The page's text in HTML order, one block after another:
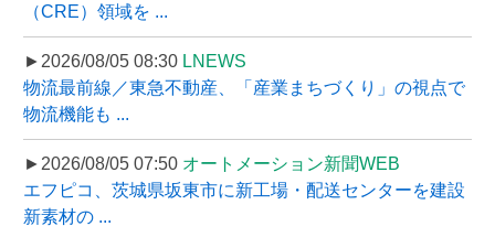
（CRE）領域を ...
►2026/08/05 08:30 LNEWS
物流最前線／東急不動産、「産業まちづくり」の視点で
物流機能も ...
►2026/08/05 07:50 オートメーション新聞WEB
エフピコ、茨城県坂東市に新工場・配送センターを建設
新素材の ...